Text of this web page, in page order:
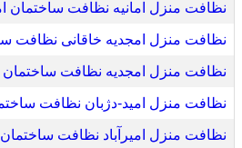
نظافت منزل امانیه نظافت ساختمان
نظافت منزل امجدیه خاقانی نظافت
نظافت منزل امجدیه نظافت ساختمان
نظافت منزل امید-دژبان نظافت
نظافت منزل امیرآباد نظافت ساختمان